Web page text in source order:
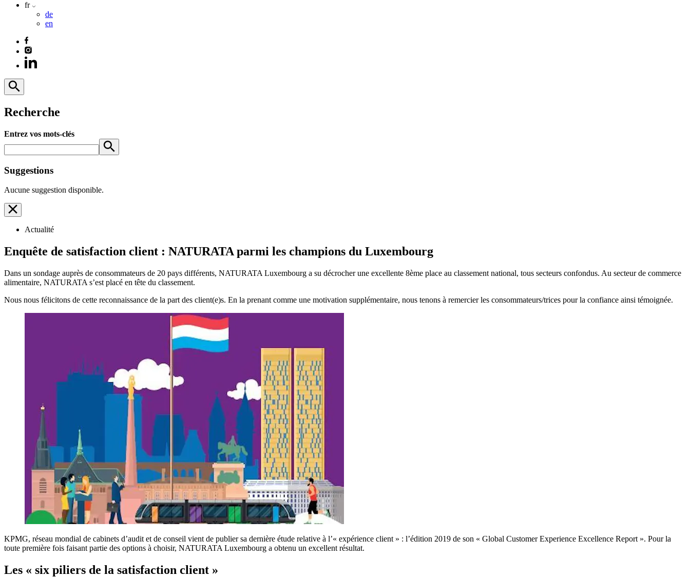
fr
de
en
Recherche
Entrez vos mots-clés
Suggestions
Aucune suggestion disponible.
Actualité
Enquête de satisfaction client : NATURATA parmi les champions du Luxembourg
Dans un sondage auprès de consommateurs de 20 pays différents, NATURATA Luxembourg a su décrocher une excellente 8ème place au classement national, tous secteurs confondus. Au secteur de commerce
alimentaire, NATURATA s’est placé en tête du classement.
Nous nous félicitons de cette reconnaissance de la part des client(e)s. En la prenant comme une motivation supplémentaire, nous tenons à remercier les consommateurs/trices pour la confiance ainsi témoignée.
KPMG, réseau mondial de cabinets d’audit et de conseil vient de publier sa dernière étude relative à l’« expérience client » : l’édition 2019 de son « Global Customer Experience Excellence Report ». Pour la
toute première fois faisant partie des options à choisir, NATURATA Luxembourg a obtenu un excellent résultat.
Les « six piliers de la satisfaction client »